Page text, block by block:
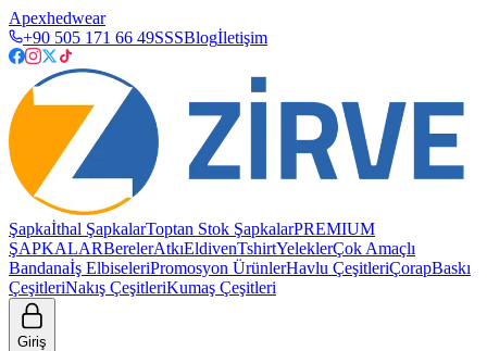
Apexhedwear
+90 505 171 66 49SSSBlogİletişim
Şapkaİthal ŞapkalarToptan Stok ŞapkalarPREMIUM
ŞAPKALARBerelerAtkıEldivenTshirtYeleklerÇok Amaçlı
Bandanaİş ElbiseleriPromosyon ÜrünlerHavlu ÇeşitleriÇorapBaskı
ÇeşitleriNakış ÇeşitleriKumaş Çeşitleri
Giriş